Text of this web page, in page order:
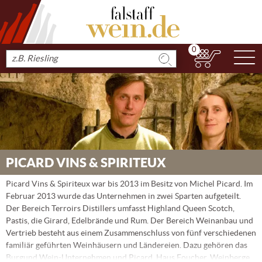
Produkt
suchen
0
PICARD VINS & SPIRITEUX
Picard Vins & Spiriteux war bis 2013 im Besitz von Michel Picard. Im
Februar 2013 wurde das Unternehmen in zwei Sparten aufgeteilt.
Der Bereich Terroirs Distillers umfasst Highland Queen Scotch,
Pastis, die Girard, Edelbrände und Rum. Der Bereich Weinanbau und
Vertrieb besteht aus einem Zusammenschluss von fünf verschiedenen
familiär geführten Weinhäusern und Ländereien. Dazu gehören das
Burgund Wein-Unternehmen und Picard, Haus Foucher, Weinberge